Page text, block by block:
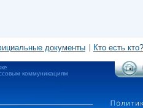
документы Кто есть кто?
коммуникациям